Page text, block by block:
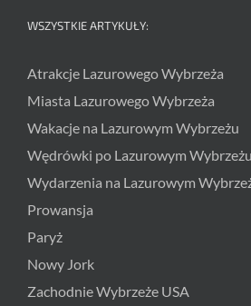
WSZYSTKIE ARTYKUŁY:
Atrakcje Lazurowego Wybrzeża
Miasta Lazurowego Wybrzeża
Wakacje na Lazurowym Wybrzeżu
Wędrówki po Lazurowym Wybrzeżu
Wydarzenia na Lazurowym
Prowansja
Paryż
Nowy Jork
Zachodnie Wybrzeże USA